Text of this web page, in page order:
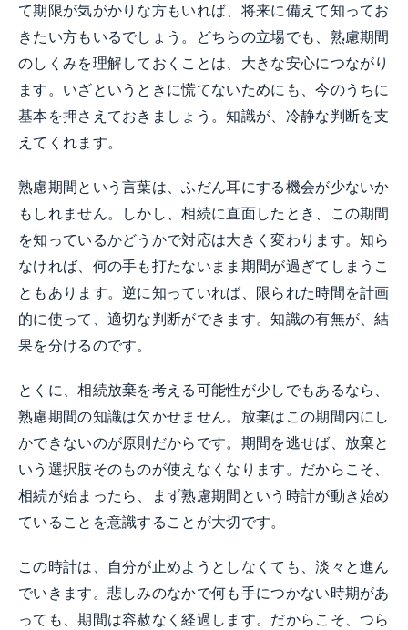
て期限が気がかりな方もいれば、将来に備えて知ってお
きたい方もいるでしょう。どちらの立場でも、熟慮期間
のしくみを理解しておくことは、大きな安心につながり
ます。いざというときに慌てないためにも、今のうちに
基本を押さえておきましょう。知識が、冷静な判断を支
えてくれます。
熟慮期間という言葉は、ふだん耳にする機会が少ないか
もしれません。しかし、相続に直面したとき、この期間
を知っているかどうかで対応は大きく変わります。知ら
なければ、何の手も打たないまま期間が過ぎてしまうこ
ともあります。逆に知っていれば、限られた時間を計画
的に使って、適切な判断ができます。知識の有無が、結
果を分けるのです。
とくに、相続放棄を考える可能性が少しでもあるなら、
熟慮期間の知識は欠かせません。放棄はこの期間内にし
かできないのが原則だからです。期間を逃せば、放棄と
いう選択肢そのものが使えなくなります。だからこそ、
相続が始まったら、まず熟慮期間という時計が動き始め
ていることを意識することが大切です。
この時計は、自分が止めようとしなくても、淡々と進ん
でいきます。悲しみのなかで何も手につかない時期があ
っても、期間は容赦なく経過します。だからこそ、つら